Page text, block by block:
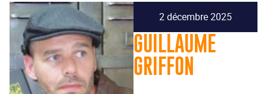
2 décembre 2025
GUILLAUME
GRIFFON